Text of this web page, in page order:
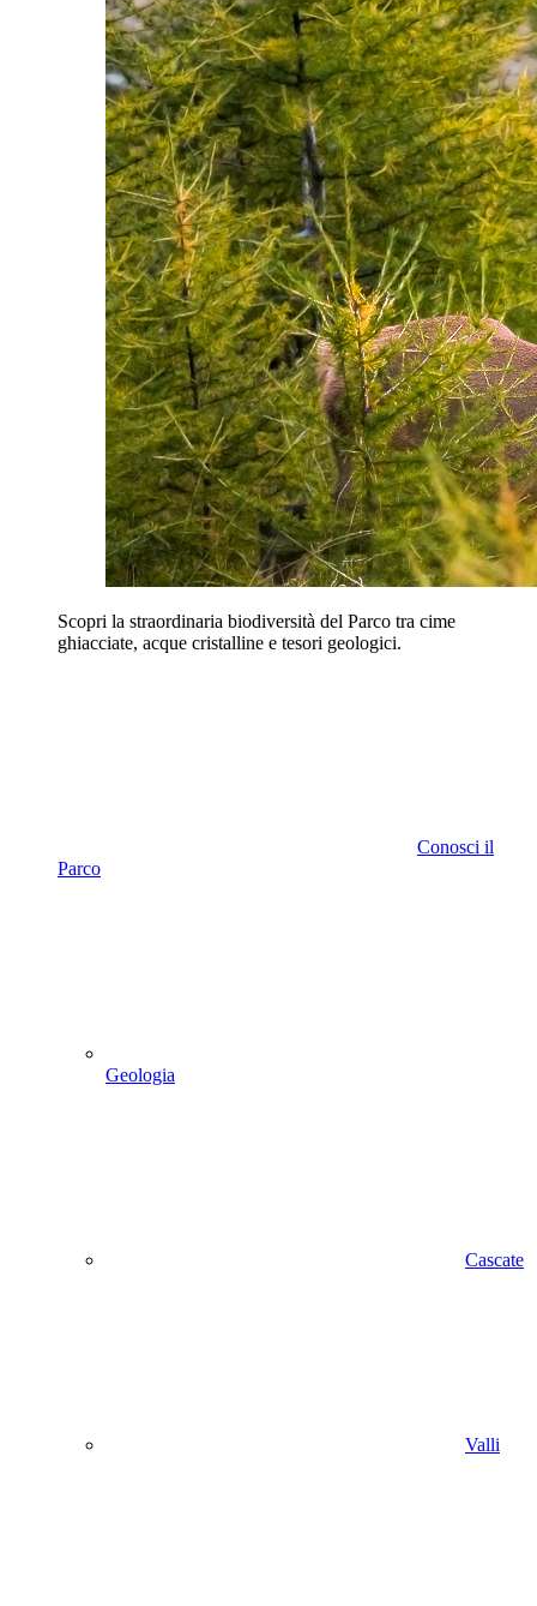
Scopri la straordinaria biodiversità del Parco tra cime
ghiacciate, acque cristalline e tesori geologici.
Conosci il
Parco
Geologia
Cascate
Valli